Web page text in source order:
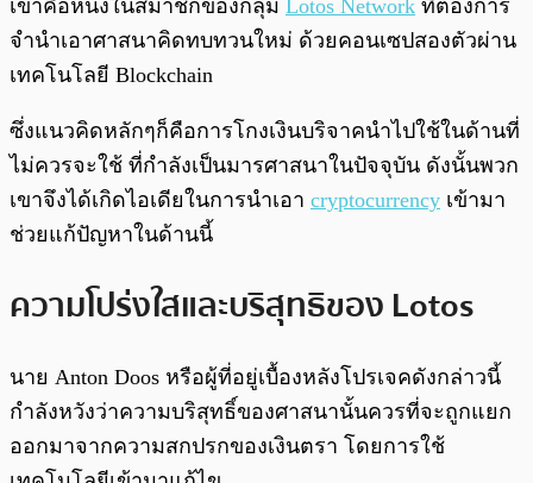
เขาคือหนึ่งในสมาชิกของกลุ่ม Lotos Network ที่ต้องการ
จำนำเอาศาสนาคิดทบทวนใหม่ ด้วยคอนเซปสองตัวผ่าน
เทคโนโลยี Blockchain
ซึ่งแนวคิดหลักๆก็คือการโกงเงินบริจาคนำไปใช้ในด้านที่
ไม่ควรจะใช้ ที่กำลังเป็นมารศาสนาในปัจจุบัน ดังนั้นพวก
เขาจึงได้เกิดไอเดียในการนำเอา cryptocurrency เข้ามา
ช่วยแก้ปัญหาในด้านนี้
ความโปร่งใสและบริสุทธิของ Lotos
นาย Anton Doos หรือผู้ที่อยู่เบื้องหลังโปรเจคดังกล่าวนี้
กำลังหวังว่าความบริสุทธิ์ของศาสนานั้นควรที่จะถูกแยก
ออกมาจากความสกปรกของเงินตรา โดยการใช้